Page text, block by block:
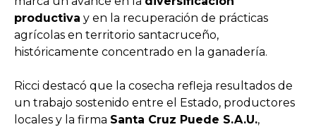
productiva y en la recuperación de prácticas
agrícolas en territorio santacruceño,
históricamente concentrado en la ganadería.
Ricci destacó que la cosecha refleja resultados de
un trabajo sostenido entre el Estado, productores
locales y la firma Santa Cruz Puede S.A.U.,